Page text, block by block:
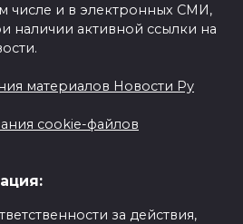
числе и в электронных СМИ,
наличии активной ссылки на
материалов Новости Ру
cookie-файлов
за действия,